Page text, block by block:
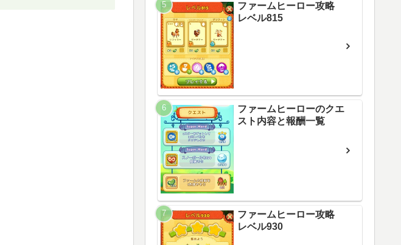
ファームヒーロー攻略
レベル815
ファームヒーローのクエ
スト内容と報酬一覧
ファームヒーロー攻略
レベル930